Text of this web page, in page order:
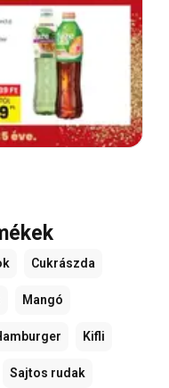
Cukrászda
Mangó
Kifli
Sajtos rudak